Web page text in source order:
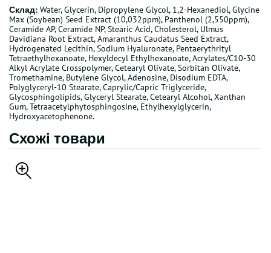
Склад: Water, Glycerin, Dipropylene Glycol, 1,2-Hexanediol, Glycine
Max (Soybean) Seed Extract (10,032ppm), Panthenol (2,550ppm),
Ceramide AP, Ceramide NP, Stearic Acid, Cholesterol, Ulmus
Davidiana Root Extract, Amaranthus Caudatus Seed Extract,
Hydrogenated Lecithin, Sodium Hyaluronate, Pentaerythrityl
Tetraethylhexanoate, Hexyldecyl Ethylhexanoate, Acrylates/C10-30
Alkyl Acrylate Crosspolymer, Cetearyl Olivate, Sorbitan Olivate,
Tromethamine, Butylene Glycol, Adenosine, Disodium EDTA,
Polyglyceryl-10 Stearate, Caprylic/Capric Triglyceride,
Glycosphingolipids, Glyceryl Stearate, Cetearyl Alcohol, Xanthan
Gum, Tetraacetylphytosphingosine, Ethylhexylglycerin,
Hydroxyacetophenone.
Схожі товари